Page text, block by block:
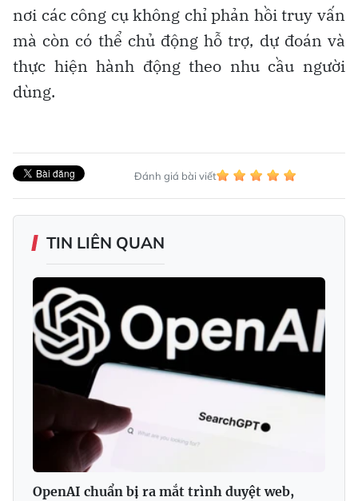
nơi các công cụ không chỉ phản hồi truy vấn
mà còn có thể chủ động hỗ trợ, dự đoán và
thực hiện hành động theo nhu cầu người
dùng.
Đánh giá bài viết
TIN LIÊN QUAN
OpenAI chuẩn bị ra mắt trình duyệt web,